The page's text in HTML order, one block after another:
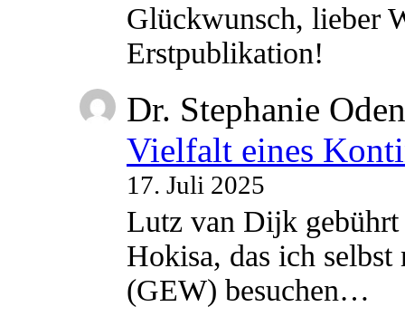
Glückwunsch, lieber
Erstpublikation!
Dr. Stephanie
Vielfalt eines
17. Juli 2025
Lutz van Dijk
Hokisa, das ich
(GEW) besuchen…